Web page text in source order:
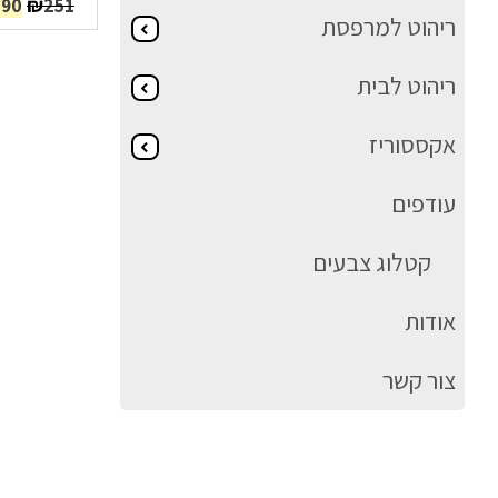
251
ריהוט למרפסת
ריהוט לבית
אקססוריז
עודפים
קטלוג צבעים
אודות
צור קשר